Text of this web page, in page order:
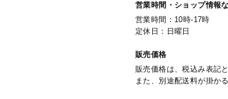
営業時間・ショップ情報
営業時間：10時-17時
定休日：日曜日
販売価格
販売価格は、税込み表記
また、別途配送料が掛か